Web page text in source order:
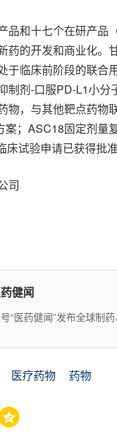
品和十七个在研产
药的开发和商业化
于临床前阶段的联
制剂-口服PD-L1小
物，与其他靶点药物
；ASC18固定剂量
试验申请已获得批
司
健闻
“医药健闻”发布全球制
医疗药物 药物